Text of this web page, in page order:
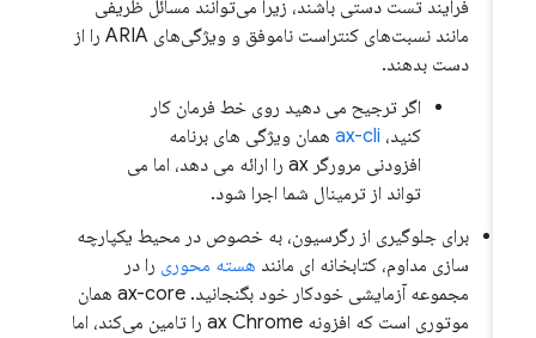
فرآیند تست دستی باشند، زیرا می‌توانند مسائل ظریفی
مانند نسبت‌های کنتراست ناموفق و ویژگی‌های ARIA را از
دست بدهند.
اگر ترجیح می دهید روی خط فرمان کار
کنید،ax-cliهمان ویژگی های برنامه
افزودنی مرورگر ax را ارائه می دهد، اما می
تواند از ترمینال شما اجرا شود.
برای جلوگیری از رگرسیون، به خصوص در محیط یکپارچه
سازی مداوم، کتابخانه ای مانندهسته محوریرا در
مجموعه آزمایشی خودکار خود بگنجانید. ax-core همان
موتوری است که افزونه ax Chrome را تامین می‌کند، اما